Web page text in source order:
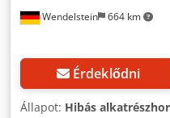
Wendelstein 664 km
Érdeklődni
Állapot: Hibás